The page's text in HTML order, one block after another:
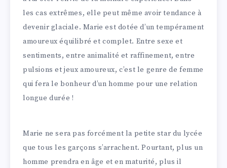
les cas extrêmes, elle peut même avoir tendance à
devenir glaciale. Marie est dotée d’un tempérament
amoureux équilibré et complet. Entre sexe et
sentiments, entre animalité et raffinement, entre
pulsions et jeux amoureux, c’est le genre de femme
qui fera le bonheur d’un homme pour une relation
longue durée !
Marie ne sera pas forcément la petite star du lycée
que tous les garçons s’arrachent. Pourtant, plus un
homme prendra en âge et en maturité, plus il